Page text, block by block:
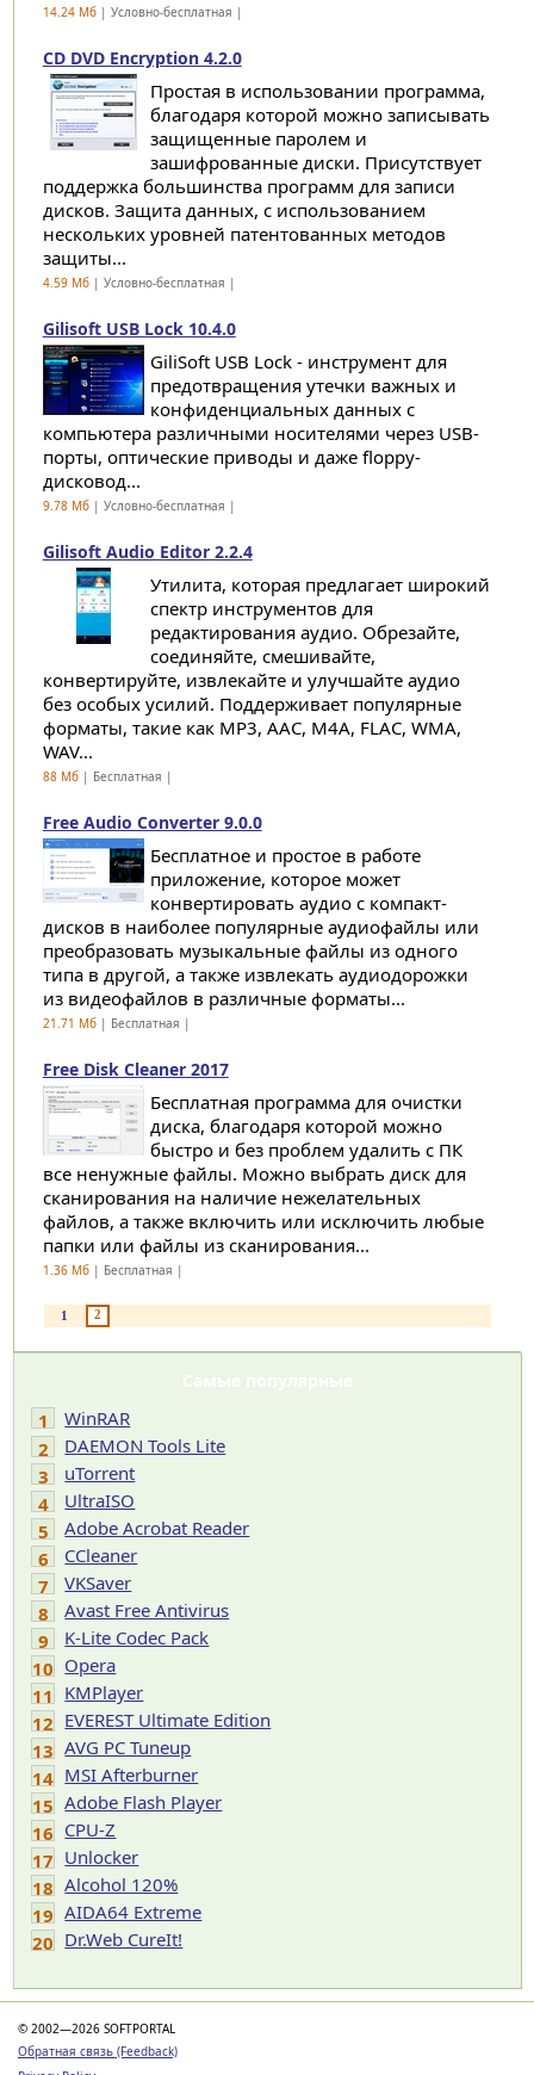
14.24 Мб| Условно-бесплатная |
CD DVD Encryption 4.2.0
Простая в использовании программа,
благодаря которой можно записывать
защищенные паролем и
зашифрованные диски. Присутствует
поддержка большинства программ для записи
дисков. Защита данных, с использованием
нескольких уровней патентованных методов
защиты...
4.59 Мб| Условно-бесплатная |
Gilisoft USB Lock 10.4.0
GiliSoft USB Lock - инструмент для
предотвращения утечки важных и
конфиденциальных данных с
компьютера различными носителями через USB-
порты, оптические приводы и даже floppy-
дисковод...
9.78 Мб| Условно-бесплатная |
Gilisoft Audio Editor 2.2.4
Утилита, которая предлагает широкий
спектр инструментов для
редактирования аудио. Обрезайте,
соединяйте, смешивайте,
конвертируйте, извлекайте и улучшайте аудио
без особых усилий. Поддерживает популярные
форматы, такие как MP3, AAC, M4A, FLAC, WMA,
WAV...
88 Мб| Бесплатная |
Free Audio Converter 9.0.0
Бесплатное и простое в работе
приложение, которое может
конвертировать аудио с компакт-
дисков в наиболее популярные аудиофайлы или
преобразовать музыкальные файлы из одного
типа в другой, а также извлекать аудиодорожки
из видеофайлов в различные форматы...
21.71 Мб| Бесплатная |
Free Disk Cleaner 2017
Бесплатная программа для очистки
диска, благодаря которой можно
быстро и без проблем удалить с ПК
все ненужные файлы. Можно выбрать диск для
сканирования на наличие нежелательных
файлов, а также включить или исключить любые
папки или файлы из сканирования...
1.36 Мб| Бесплатная |
1 2
Самые популярные
1
WinRAR
2
DAEMON Tools Lite
3
uTorrent
4
UltraISO
5
Adobe Acrobat Reader
6
CCleaner
7
VKSaver
8
Avast Free Antivirus
9
K-Lite Codec Pack
10 Opera
11 KMPlayer
12 EVEREST Ultimate Edition
13 AVG PC Tuneup
14 MSI Afterburner
15 Adobe Flash Player
16 CPU-Z
17 Unlocker
18 Alcohol 120%
19 AIDA64 Extreme
20 Dr.Web CureIt!
© 2002—2026 SOFTPORTAL
Обратная связь (Feedback)